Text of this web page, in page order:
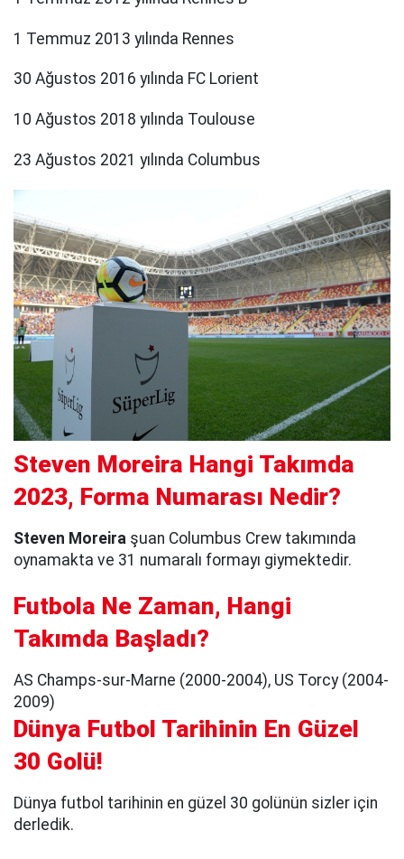
1 Temmuz 2013 yılında Rennes
30 Ağustos 2016 yılında FC Lorient
10 Ağustos 2018 yılında Toulouse
23 Ağustos 2021 yılında Columbus
Steven Moreira Hangi Takımda
2023, Forma Numarası Nedir?
Steven Moreira şuan Columbus Crew takımında
oynamakta ve 31 numaralı formayı giymektedir.
Futbola Ne Zaman, Hangi
Takımda Başladı?
AS Champs-sur-Marne (2000-2004), US Torcy (2004-
2009)
Dünya Futbol Tarihinin En Güzel
30 Golü!
Dünya futbol tarihinin en güzel 30 golünün sizler için
derledik.